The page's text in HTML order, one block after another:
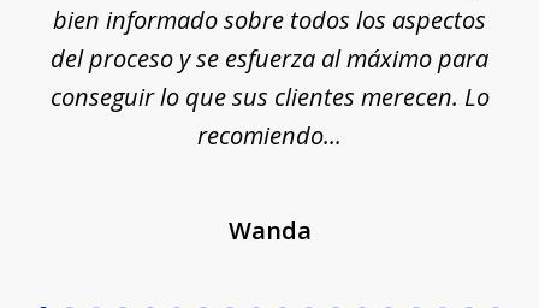
bien informado sobre todos los aspectos
del proceso y se esfuerza al máximo para
conseguir lo que sus clientes merecen. Lo
recomiendo...
Wanda